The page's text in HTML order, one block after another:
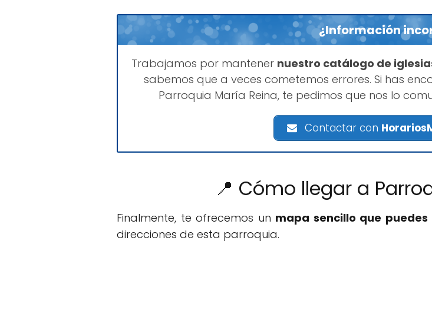
¿Información
Trabajamos por mantener nuestro catálogo de
sabemos que a veces cometemos errores. Si has
Parroquia María Reina, te pedimos que nos lo
Contactar con
📍 Cómo llegar a
Finalmente, te ofrecemos un mapa sencillo que
direcciones de esta parroquia.